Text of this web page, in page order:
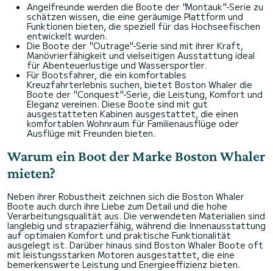
Angelfreunde werden die Boote der "Montauk"-Serie zu
schätzen wissen, die eine geräumige Plattform und
Funktionen bieten, die speziell für das Hochseefischen
entwickelt wurden.
Die Boote der "Outrage"-Serie sind mit ihrer Kraft,
Manövrierfähigkeit und vielseitigen Ausstattung ideal
für Abenteuerlustige und Wassersportler.
Für Bootsfahrer, die ein komfortables
Kreuzfahrterlebnis suchen, bietet Boston Whaler die
Boote der "Conquest"-Serie, die Leistung, Komfort und
Eleganz vereinen. Diese Boote sind mit gut
ausgestatteten Kabinen ausgestattet, die einen
komfortablen Wohnraum für Familienausflüge oder
Ausflüge mit Freunden bieten.
Warum ein Boot der Marke Boston Whaler
mieten?
Neben ihrer Robustheit zeichnen sich die Boston Whaler
Boote auch durch ihre Liebe zum Detail und die hohe
Verarbeitungsqualität aus. Die verwendeten Materialien sind
langlebig und strapazierfähig, während die Innenausstattung
auf optimalen Komfort und praktische Funktionalität
ausgelegt ist. Darüber hinaus sind Boston Whaler Boote oft
mit leistungsstarken Motoren ausgestattet, die eine
bemerkenswerte Leistung und Energieeffizienz bieten.